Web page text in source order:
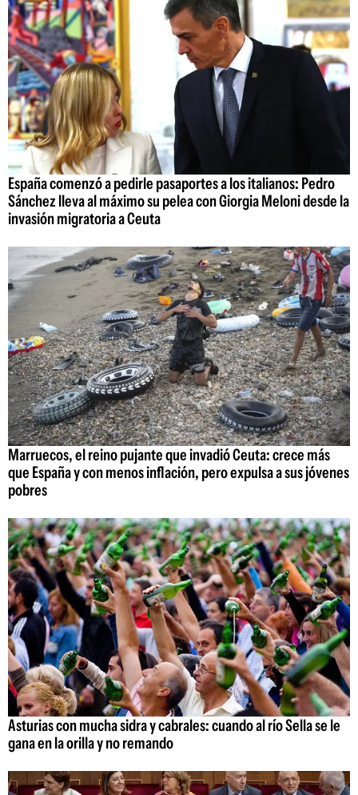
España comenzó a pedirle pasaportes a los italianos: Pedro
Sánchez lleva al máximo su pelea con Giorgia Meloni desde la
invasión migratoria a Ceuta
Marruecos, el reino pujante que invadió Ceuta: crece más
que España y con menos inflación, pero expulsa a sus jóvenes
pobres
Asturias con mucha sidra y cabrales: cuando al río Sella se le
gana en la orilla y no remando